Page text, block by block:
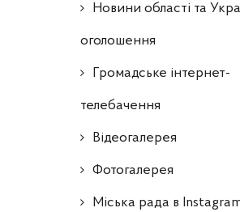
Новини області та
оголошення
Громадське інтернет-
телебачення
Відеогалерея
Фотогалерея
Міська рада в